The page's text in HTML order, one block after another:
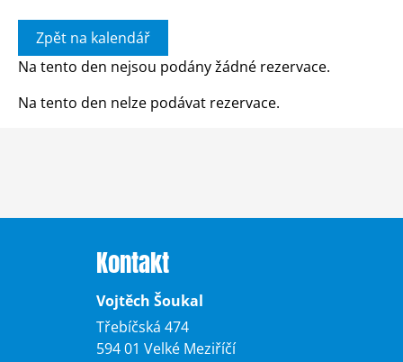
Zpět na kalendář
Na tento den nejsou podány žádné rezervace.
Na tento den nelze podávat rezervace.
Kontakt
Vojtěch Šoukal
Třebíčská 474
594 01 Velké Meziříčí